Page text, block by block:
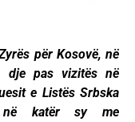
për Kosovë, në
dje pas vizitës në
e Listës Srbska
katër sy me